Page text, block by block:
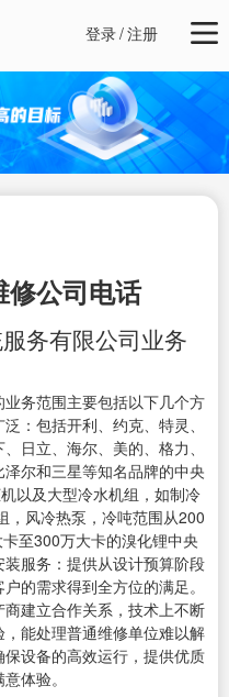
登录/注册
修公司电话
务有限公司业务
务范围主要包括以下几个方
：包括开利、约克、特灵、
日立、海尔、美的、格力、
尔和三星等知名品牌的中央
以及大型冷水机组，如制冷
，风冷热泵，冷吨范围从200
至300万大卡的溴化锂中央
服务：提供从设计预算阶段
的需求得到全方位的满足。
建立合作关系，技术上不断
能处理普通维修单位难以解
设备的高效运行，提供优质
体验。